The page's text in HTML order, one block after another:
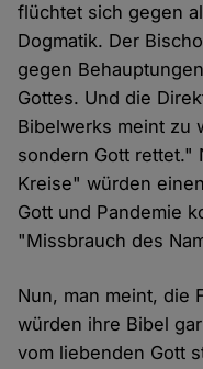
flüchtet sich gegen
Dogmatik. Der
gegen
Gottes. Und die
Bibelwerks meint zu
sondern Gott rettet."
Kreise" würden
Gott und Pandemie
"Missbrauch des
Nun, man meint, die
würden ihre Bibel
vom liebenden Gott